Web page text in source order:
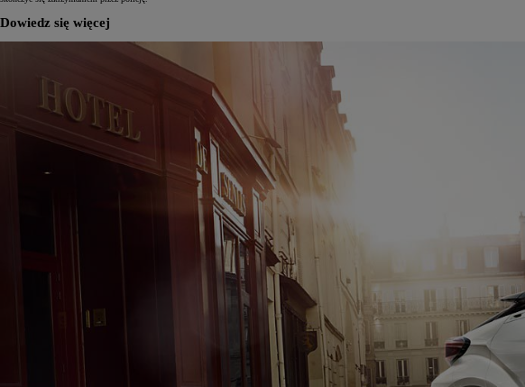
Corolla Hatchback
HYBRID
Dowiedz się więcej